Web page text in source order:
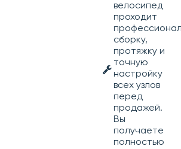
велосипед
проходит
сборку,
протяжку и
точную
настройку
всех узлов
перед
продажей.
Вы
получаете
полностью